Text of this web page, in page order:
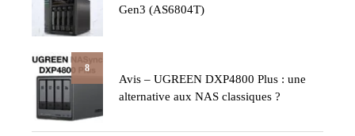
Gen3 (AS6804T)
8
Avis – UGREEN DXP4800 Plus : une
alternative aux NAS classiques ?